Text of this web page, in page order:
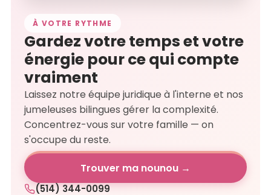
À VOTRE RYTHME
Gardez votre temps et votre
énergie pour ce qui compte
vraiment
Laissez notre équipe juridique à l'interne et nos
jumeleuses bilingues gérer la complexité.
Concentrez-vous sur votre famille — on
s'occupe du reste.
Trouver ma nounou →
(514) 344-0099